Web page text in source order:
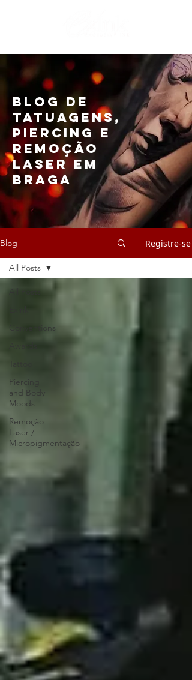
Blog de
Tatuagens,
Piercing e
Remoção
Laser em
Braga
Blog Registre-se
Conventions
Piercing
and Body
Moods
Remoção
Laser /
Micropigmentação
All Posts